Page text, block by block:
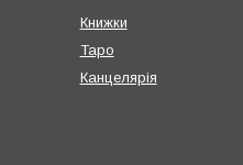
Книжки
Таро
Канцелярія